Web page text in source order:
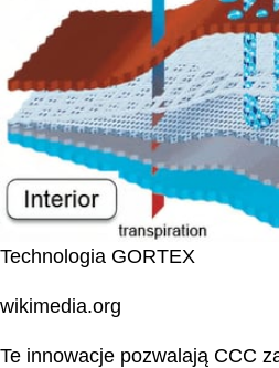
Technologia GORTEX
wikimedia.org
Te innowacje pozwalają CCC